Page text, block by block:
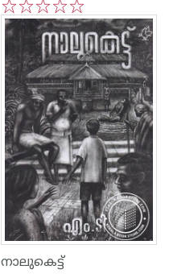
5
4
3
2
1
നാലുകെട്ട്